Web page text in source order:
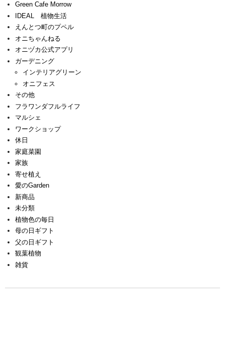
Green Cafe Morrow
IDEAL 植物生活
えんとつ町のプペル
オニちゃんねる
オニヅカ公式アプリ
ガーデニング
インテリアグリーン
オニフェス
その他
フラワンダフルライフ
マルシェ
ワークショップ
休日
家庭菜園
家族
寄せ植え
愛のGarden
新商品
未分類
植物色の毎日
母の日ギフト
父の日ギフト
観葉植物
雑貨